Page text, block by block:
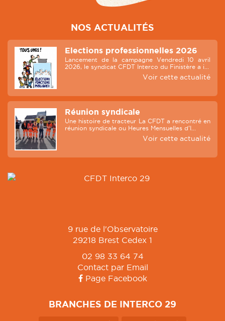
NOS ACTUALITÉS
Elections professionnelles 2026
Lancement de la campagne Vendredi 10 avril
2026, le syndicat CFDT Interco du Finistère a i...
Voir cette actualité
Réunion syndicale
Une histoire de tracteur La CFDT a rencontré en
réunion syndicale ou Heures Mensuelles d’I...
Voir cette actualité
9 rue de l'Observatoire
29218 Brest Cedex 1
02 98 33 64 74
Contact par Email
Page Facebook
BRANCHES DE INTERCO 29